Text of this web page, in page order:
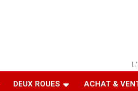
DEUX ROUES ACHAT &